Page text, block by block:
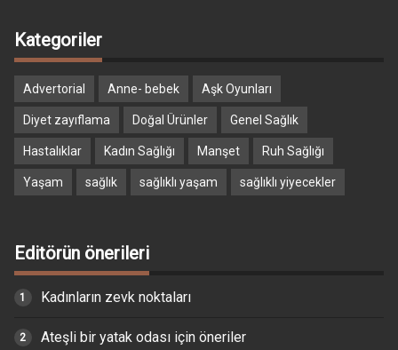
Kategoriler
Advertorial Anne- bebek Aşk Oyunları
Diyet zayıflama Doğal Ürünler Genel Sağlık
Hastalıklar Kadın Sağlığı Manşet Ruh Sağlığı
Yaşam sağlık sağlıklı yaşam sağlıklı yiyecekler
Editörün önerileri
Kadınların zevk noktaları
Ateşli bir yatak odası için öneriler